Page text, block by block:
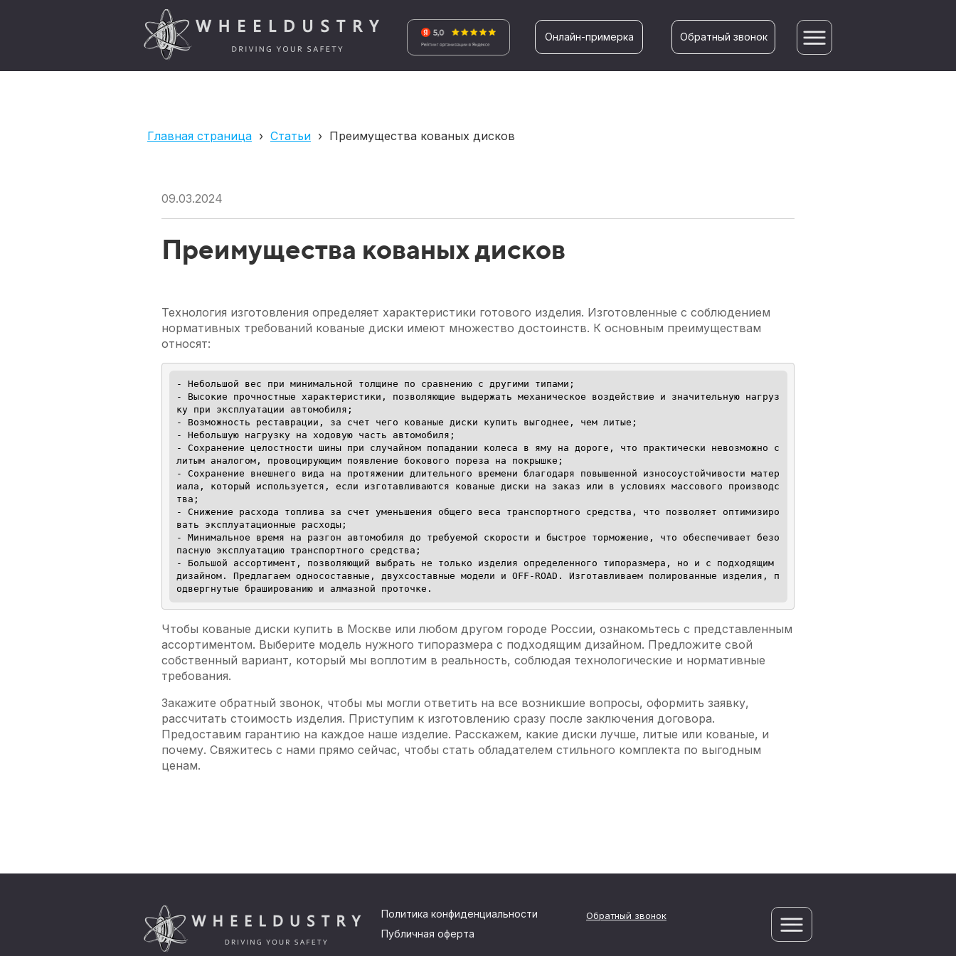
Онлайн-примерка Обратный звонок
Главная страница › Статьи › Преимущества кованых дисков
09.03.2024
Преимущества кованых дисков
Технология изготовления определяет характеристики готового изделия. Изготовленные с соблюдением
нормативных требований кованые диски имеют множество достоинств. К основным преимуществам
относят:
- Небольшой вес при минимальной толщине по сравнению с другими типами;
- Высокие прочностные характеристики, позволяющие выдержать механическое воздействие и значительную нагруз
ку при эксплуатации автомобиля;
- Возможность реставрации, за счет чего кованые диски купить выгоднее, чем литые;
- Небольшую нагрузку на ходовую часть автомобиля;
- Сохранение целостности шины при случайном попадании колеса в яму на дороге, что практически невозможно с
литым аналогом, провоцирующим появление бокового пореза на покрышке;
- Сохранение внешнего вида на протяжении длительного времени благодаря повышенной износоустойчивости матер
иала, который используется, если изготавливаются кованые диски на заказ или в условиях массового производс
тва;
- Снижение расхода топлива за счет уменьшения общего веса транспортного средства, что позволяет оптимизиро
вать эксплуатационные расходы;
- Минимальное время на разгон автомобиля до требуемой скорости и быстрое торможение, что обеспечивает безо
пасную эксплуатацию транспортного средства;
- Большой ассортимент, позволяющий выбрать не только изделия определенного типоразмера, но и с подходящим
дизайном. Предлагаем односоставные, двухсоставные модели и OFF-ROAD. Изготавливаем полированные изделия, п
одвергнутые брашированию и алмазной проточке.
Чтобы кованые диски купить в Москве или любом другом городе России, ознакомьтесь с представленным
ассортиментом. Выберите модель нужного типоразмера с подходящим дизайном. Предложите свой
собственный вариант, который мы воплотим в реальность, соблюдая технологические и нормативные
требования.
Закажите обратный звонок, чтобы мы могли ответить на все возникшие вопросы, оформить заявку,
рассчитать стоимость изделия. Приступим к изготовлению сразу после заключения договора.
Предоставим гарантию на каждое наше изделие. Расскажем, какие диски лучше, литые или кованые, и
почему. Свяжитесь с нами прямо сейчас, чтобы стать обладателем стильного комплекта по выгодным
ценам.
Политика конфиденциальности
Публичная оферта
Обратный звонок